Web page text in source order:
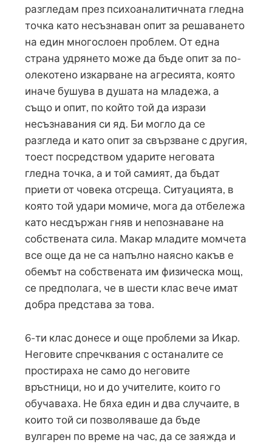
разгледам през психоаналитичната гледна
точка като несъзнаван опит за решаването
на един многослоен проблем. От една
страна удрянето може да бъде опит за по-
олекотено изкарване на агресията, която
иначе бушува в душата на младежа, а
също и опит, по който той да изрази
несъзнавания си яд. Би могло да се
разгледа и като опит за свързване с другия,
тоест посредством ударите неговата
гледна точка, а и той самият, да бъдат
приети от човека отсреща. Ситуацията, в
която той удари момиче, мога да отбележа
като несдържан гняв и непознаване на
собствената сила. Макар младите момчета
все още да не са напълно наясно какъв е
обемът на собствената им физическа мощ,
се предполага, че в шести клас вече имат
добра представа за това.
6-ти клас донесе и още проблеми за Икар.
Неговите спречквания с останалите се
простираха не само до неговите
връстници, но и до учителите, които го
обучаваха. Не бяха един и два случаите, в
които той си позволяваше да бъде
вулгарен по време на час, да се заяжда и